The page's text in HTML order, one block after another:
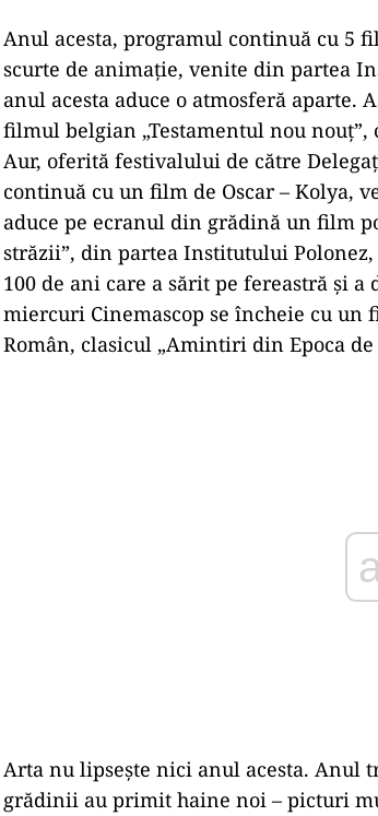
Anul acesta, programul continuă cu 5
scurte de animație, venite din partea
anul acesta aduce o atmosferă aparte.
filmul belgian „Testamentul nou
Aur, oferită festivalului de către
continuă cu un film de Oscar – Kolya,
aduce pe ecranul din grădină un film
străzii”, din partea Institutului
100 de ani care a sărit pe fereastră și
miercuri Cinemascop se încheie cu
Român, clasicul „Amintiri din Epoca
Arta nu lipsește nici anul acesta.
grădinii au primit haine noi – picturi